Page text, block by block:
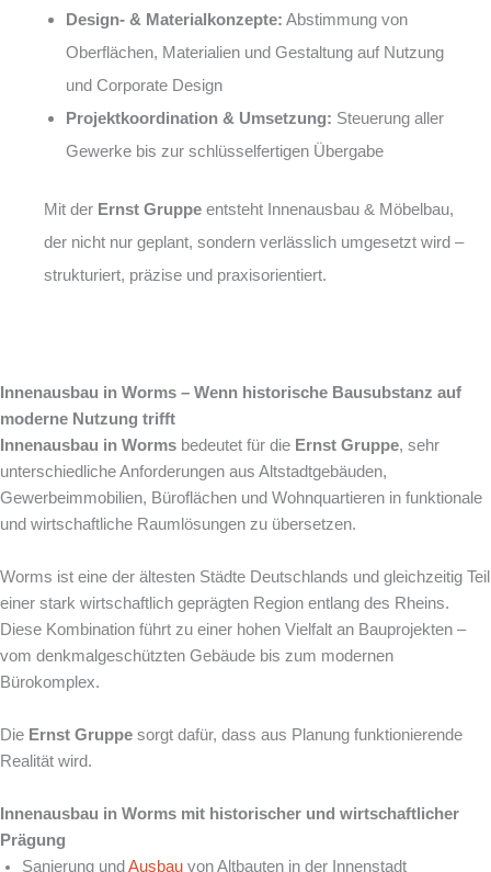
Design- & Materialkonzepte: Abstimmung von
Oberflächen, Materialien und Gestaltung auf Nutzung
und Corporate Design
Projektkoordination & Umsetzung: Steuerung aller
Gewerke bis zur schlüsselfertigen Übergabe
Mit der Ernst Gruppe entsteht Innenausbau & Möbelbau,
der nicht nur geplant, sondern verlässlich umgesetzt wird –
strukturiert, präzise und praxisorientiert.
Innenausbau in Worms – Wenn historische Bausubstanz auf
moderne Nutzung trifft
Innenausbau in Worms bedeutet für die Ernst Gruppe, sehr
unterschiedliche Anforderungen aus Altstadtgebäuden,
Gewerbeimmobilien, Büroflächen und Wohnquartieren in funktionale
und wirtschaftliche Raumlösungen zu übersetzen.
Worms ist eine der ältesten Städte Deutschlands und gleichzeitig Teil
einer stark wirtschaftlich geprägten Region entlang des Rheins.
Diese Kombination führt zu einer hohen Vielfalt an Bauprojekten –
vom denkmalgeschützten Gebäude bis zum modernen
Bürokomplex.
Die Ernst Gruppe sorgt dafür, dass aus Planung funktionierende
Realität wird.
Innenausbau in Worms mit historischer und wirtschaftlicher
Prägung
Sanierung und Ausbau von Altbauten in der Innenstadt